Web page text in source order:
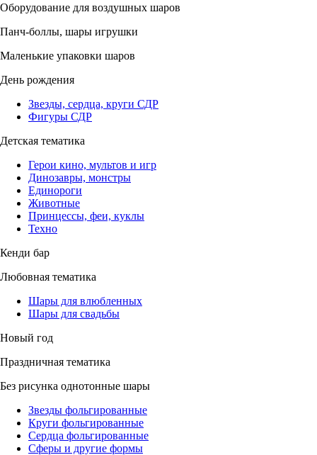
Оборудование для воздушных шаров
Панч-боллы, шары игрушки
Маленькие упаковки шаров
День рождения
Звезды, сердца, круги СДР
Фигуры СДР
Детская тематика
Герои кино, мультов и игр
Динозавры, монстры
Единороги
Животные
Принцессы, феи, куклы
Техно
Кенди бар
Любовная тематика
Шары для влюбленных
Шары для свадьбы
Новый год
Праздничная тематика
Без рисунка однотонные шары
Звезды фольгированные
Круги фольгированные
Сердца фольгированные
Сферы и другие формы